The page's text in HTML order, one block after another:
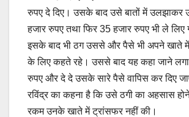
रुपए दे दिए। उसके बाद उसे बातों में उलझाकर
हजार रुपए तथा फिर 35 हजार रुपए भी ले लिए
इसके बाद भी ठग उससे और पैसे भी अपने खाते
के लिए कहते रहे। उससे बाद यह कहा जाने लगा
रुपए और दे दे उसके सारे पैसे वापिस कर दिए
रविंद्र का कहना है कि उसे ठगी का अहसास
रकम उनके खाते में ट्रांसफर नहीं की।